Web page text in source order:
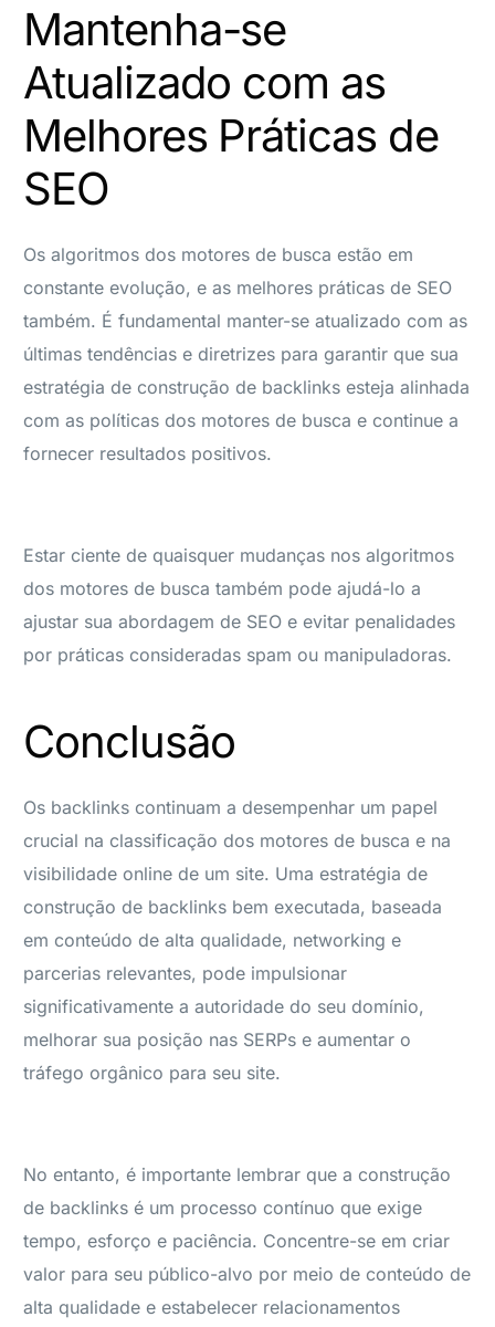
Mantenha-se
Atualizado com as
Melhores Práticas de
SEO
Os algoritmos dos motores de busca estão em
constante evolução, e as melhores práticas de SEO
também. É fundamental manter-se atualizado com as
últimas tendências e diretrizes para garantir que sua
estratégia de construção de backlinks esteja alinhada
com as políticas dos motores de busca e continue a
fornecer resultados positivos.
Estar ciente de quaisquer mudanças nos algoritmos
dos motores de busca também pode ajudá-lo a
ajustar sua abordagem de SEO e evitar penalidades
por práticas consideradas spam ou manipuladoras.
Conclusão
Os backlinks continuam a desempenhar um papel
crucial na classificação dos motores de busca e na
visibilidade online de um site. Uma estratégia de
construção de backlinks bem executada, baseada
em conteúdo de alta qualidade, networking e
parcerias relevantes, pode impulsionar
significativamente a autoridade do seu domínio,
melhorar sua posição nas SERPs e aumentar o
tráfego orgânico para seu site.
No entanto, é importante lembrar que a construção
de backlinks é um processo contínuo que exige
tempo, esforço e paciência. Concentre-se em criar
valor para seu público-alvo por meio de conteúdo de
alta qualidade e estabelecer relacionamentos